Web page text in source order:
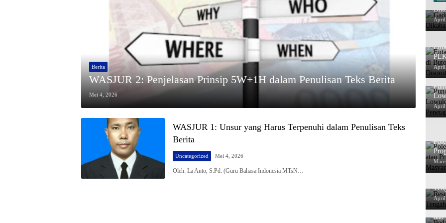
Berita
WASJUR 2: Penjelasan Prinsip 5W+1H dalam Penulisan Teks Berita
Mei 4, 2026
WASJUR 1: Unsur yang Harus Terpenuhi dalam Penulisan Teks
Berita
Uncategorized Mei 4, 2026
Oleh: La Anto, S.Pd. (Guru Bahasa Indonesia MTsN…
April
April
April
April
dan